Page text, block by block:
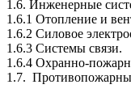
1.6. Инженерные
1.6.1 Отопление и
1.6.2 Силовое
1.6.3 Системы связи.
1.6.4 Охранно-
1.7.